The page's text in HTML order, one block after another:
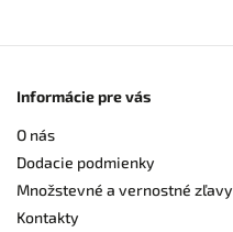
Informácie pre vás
O nás
Dodacie podmienky
Množstevné a vernostné zľavy
Kontakty